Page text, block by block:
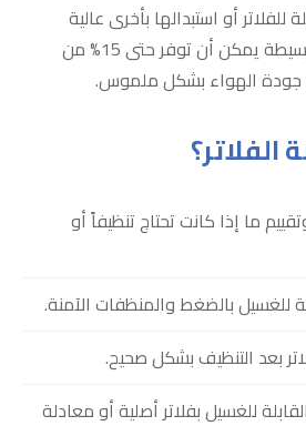
أو استبدالها بأخرى عالية
الجودة. هذه الخدمة البسيطة يمكن أن توفر حتى 15% من
جودة الهواء بشكل ملموس.
ما إذا كانت تحتاج تنظيفاً أو
للغسيل بالضغط والمنظفات الآمنة.
بعد التنظيف بشكل صحيح.
للغسيل بفلاتر أصلية أو معادلة